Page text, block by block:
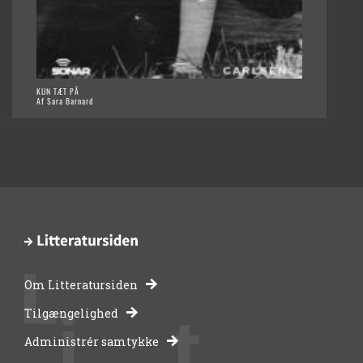
KUN TÆT PÅ
Af Sara Barnard
-
bibliotekernes
Om Litteratursiden
Tilgængelighed
Administrér samtykke